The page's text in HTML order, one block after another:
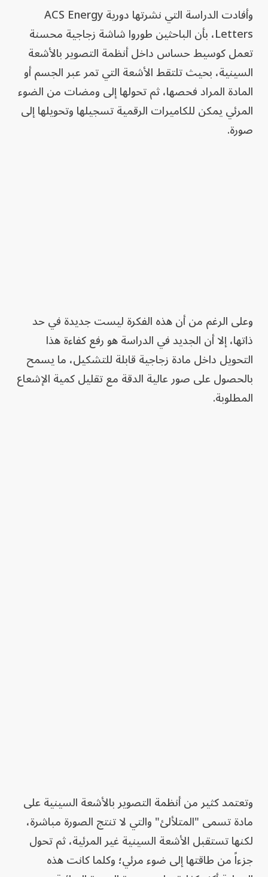
وأفادت الدراسة التي نشرتها دورية ACS Energy
Letters، بأن الباحثين طوروا شاشة زجاجية محسنة
تعمل كوسيط حساس داخل أنظمة التصوير بالأشعة
السينية، بحيث تلتقط الأشعة التي تمر عبر الجسم أو
المادة المراد فحصها، ثم تحولها إلى ومضات من الضوء
المرئي يمكن للكاميرات الرقمية تسجيلها وتحويلها إلى
صورة.
وعلى الرغم من أن هذه الفكرة ليست جديدة في حد
ذاتها، إلا أن الجديد في الدراسة هو رفع كفاءة هذا
التحويل داخل مادة زجاجية قابلة للتشكيل، ما يسمح
بالحصول على صور عالية الدقة مع تقليل كمية الإشعاع
المطلوبة.
وتعتمد كثير من أنظمة التصوير بالأشعة السينية على
مادة تسمى "المتلألئ" والتي لا تنتج الصورة مباشرة،
لكنها تستقبل الأشعة السينية غير المرئية، ثم تحول
جزءاً من طاقتها إلى ضوء مرئي؛ وكلما كانت هذه